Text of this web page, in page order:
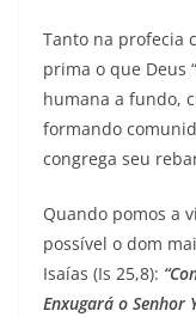
Tanto na profecia
prima o que Deus
humana a fundo,
formando
congrega seu
Quando pomos a
possível o dom
Isaías (Is 25,8):
Enxugará o Senhor